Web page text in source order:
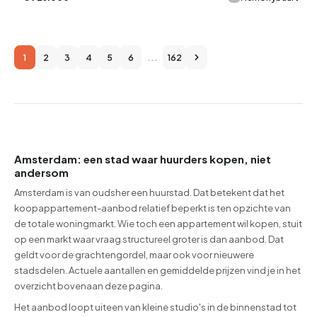
1 2 3 4 5 6 ... 162
Amsterdam: een stad waar huurders kopen, niet
andersom
Amsterdam is van oudsher een huurstad. Dat betekent dat het
koopappartement-aanbod relatief beperkt is ten opzichte van
de totale woningmarkt. Wie toch een appartement wil kopen, stuit
op een markt waar vraag structureel groter is dan aanbod. Dat
geldt voor de grachtengordel, maar ook voor nieuwere
stadsdelen. Actuele aantallen en gemiddelde prijzen vind je in het
overzicht bovenaan deze pagina.
Het aanbod loopt uiteen van kleine studio's in de binnenstad tot